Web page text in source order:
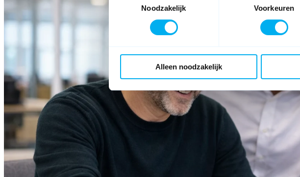
Noodzakelijk
Voorkeuren
Alleen noodzakelijk